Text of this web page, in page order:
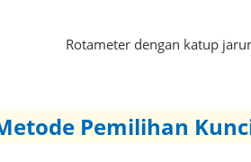
Rotameter dengan katup
Pemilihan